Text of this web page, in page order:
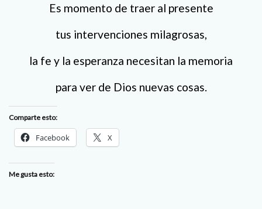
Es momento de traer al presente
tus intervenciones milagrosas,
la fe y la esperanza necesitan la memoria
para ver de Dios nuevas cosas.
Comparte esto:
Facebook X
Me gusta esto: